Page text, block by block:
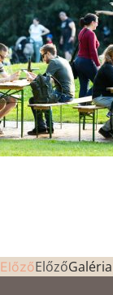
ElőzőElőzőGaléria